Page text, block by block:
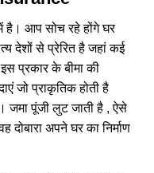
है। आप सोच रहे होंगे घर
देशों से प्रेरित है जहां कई
प्रकार के बीमा की
जो प्राकृतिक होती है
जमा पूंजी लुट जाती है , ऐसे
दोबारा अपने घर का निर्माण